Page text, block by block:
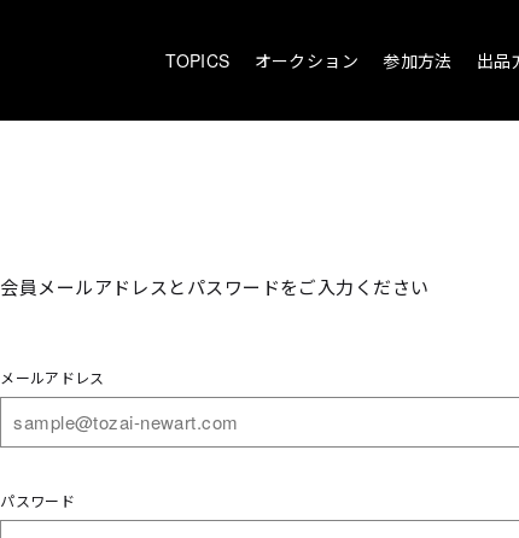
TOPICS オークション 参加方法 出品
会員メールアドレスとパスワードをご入力ください
メールアドレス
パスワード